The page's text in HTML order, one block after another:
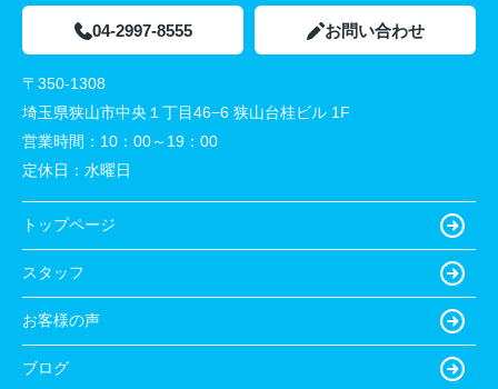
04-2997-8555 お問い合わせ
〒350-1308
埼玉県狭山市中央１丁目46−6 狭山台桂ビル 1F
営業時間： 10：00～19：00
定休日： 水曜日
トップページ
スタッフ
お客様の声
ブログ